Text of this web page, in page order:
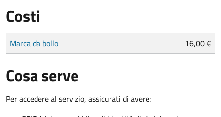
Costi
Tipo di pagamento
Importo
Marca da bollo 16,00 €
Cosa serve
Per accedere al servizio, assicurati di avere: